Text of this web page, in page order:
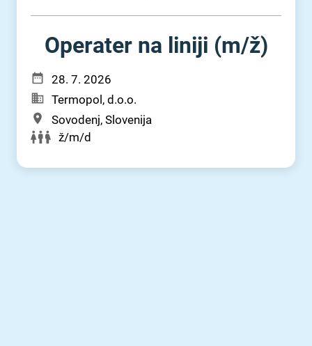
Operater na liniji (m⁠/⁠ž)
28. 7. 2026
Termopol, d.o.o.
Sovodenj, Slovenija
ž/m/d